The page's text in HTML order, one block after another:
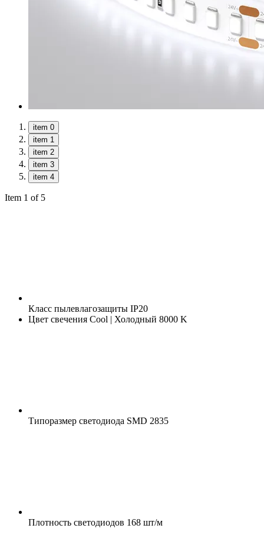
item 0
item 1
item 2
item 3
item 4
Item 1 of 5
Класс пылевлагозащиты IP20
Цвет свечения Cool | Холодный 8000 K
Типоразмер светодиода SMD 2835
Плотность светодиодов 168 шт/м